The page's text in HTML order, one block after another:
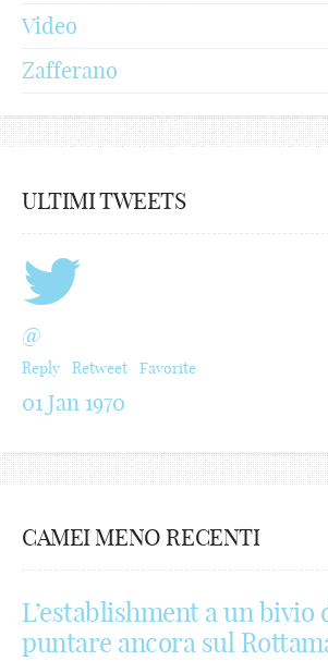
Video
Zafferano
ULTIMI TWEETS
@
Reply Retweet Favorite
01 Jan 1970
CAMEI MENO RECENTI
L’establishment a un
puntare ancora sul